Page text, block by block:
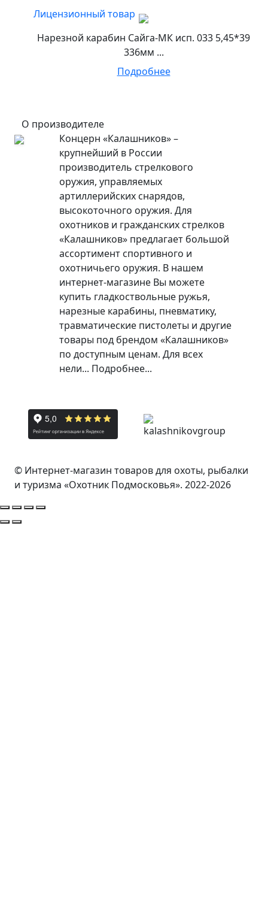
Лицензионный товар
Нарезной карабин Сайга-МК исп. 033 5,45*39
336мм ...
Подробнее
О производителе
Концерн «Калашников» –
крупнейший в России
производитель стрелкового
оружия, управляемых
артиллерийских снарядов,
высокоточного оружия. Для
охотников и гражданских стрелков
«Калашников» предлагает большой
ассортимент спортивного и
охотничьего оружия. В нашем
интернет-магазине Вы можете
купить гладкоствольные ружья,
нарезные карабины, пневматику,
травматические пистолеты и другие
товары под брендом «Калашников»
по доступным ценам. Для всех
нели... Подробнее...
© Интернет-магазин товаров для охоты, рыбалки
и туризма «Охотник Подмосковья». 2022-2026